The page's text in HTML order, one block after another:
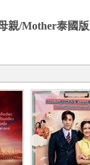
親/Mother泰國版